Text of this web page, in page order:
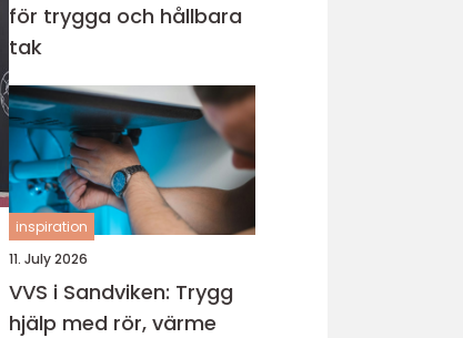
för trygga och hållbara
tak
inspiration
11. July 2026
VVS i Sandviken: Trygg
hjälp med rör, värme